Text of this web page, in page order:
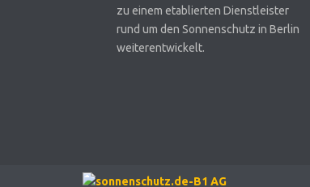
zu einem etablierten Dienstleister
rund um den Sonnenschutz in Berlin
weiterentwickelt.